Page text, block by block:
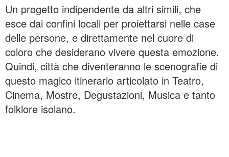
Un progetto indipendente da altri simili, che
esce dai confini locali per proiettarsi nelle case
delle persone, e direttamente nel cuore di
coloro che desiderano vivere questa emozione.
Quindi, città che diventeranno le scenografie di
questo magico itinerario articolato in Teatro,
Cinema, Mostre, Degustazioni, Musica e tanto
folklore isolano.